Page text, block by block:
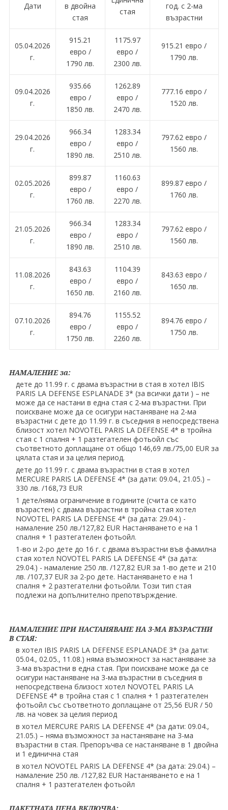
Дати
в двойна
стая
стая
год. с 2-ма
възрастни
05.04.2026
г.
915.21
евро /
1790 лв.
1175.97
евро /
2300 лв.
915.21 евро /
1790 лв.
09.04.2026
г.
935.66
евро /
1850 лв.
1262.89
евро /
2470 лв.
777.16 евро /
1520 лв.
29.04.2026
г.
966.34
евро /
1890 лв.
1283.34
евро /
2510 лв.
797.62 евро /
1560 лв.
02.05.2026
г.
899.87
евро /
1760 лв.
1160.63
евро /
2270 лв.
899.87 евро /
1760 лв.
21.05.2026
г.
966.34
евро /
1890 лв.
1283.34
евро /
2510 лв.
797.62 евро /
1560 лв.
11.08.2026
г.
843.63
евро /
1650 лв.
1104.39
евро /
2160 лв.
843.63 евро /
1650 лв.
07.10.2026
г.
894.76
евро /
1750 лв.
1155.52
евро /
2260 лв.
894.76 евро /
1750 лв.
НАМАЛЕНИЕ за:
дете до 11.99 г. с двама възрастни в стая в хотел IBIS
PARIS LA DEFENSE ESPLANADE 3* (за всички дати ) – не
може да се настани в една стая с 2-ма възрастни. При
поискване може да се осигури настаняване на 2-ма
възрастни с дете до 11.99 г. в съседния в непосредствена
близост хотел NOVOTEL PARIS LA DEFENSE 4* в тройна
стая с 1 спалня + 1 разтегателен фотьойл със
съответното доплащане от общо 146,69 лв./75,00 EUR за
цялата стая и за целия период.
дете до 11.99 г. с двама възрастни в стая в хотел
MERCURE PARIS LA DEFENSE 4* (за дати: 09.04., 21.05.) –
330 лв. /168,73 EUR
1 дете/няма ограничение в годините (счита се като
възрастен) с двама възрастни в тройна стая хотел
NOVOTEL PARIS LA DEFENSE 4* (за дата: 29.04.) -
намаление 250 лв./127,82 EUR Настаняването е на 1
спалня + 1 разтегателен фотьойл.
1-во и 2-ро дете до 16 г. с двама възрастни във фамилна
стая хотел NOVOTEL PARIS LA DEFENSE 4* (за дата:
29.04.) - намаление 250 лв. /127,82 EUR за 1-во дете и 210
лв. /107,37 EUR за 2-ро дете. Настаняването е на 1
спалня + 2 разтегателни фотьойли. Този тип стая
подлежи на допълнително препотвърждение.
НАМАЛЕНИЕ ПРИ НАСТАНЯВАНЕ НА 3-МА ВЪЗРАСТНИ
В СТАЯ:
в хотел IBIS PARIS LA DEFENSE ESPLANADE 3* (за дати:
05.04., 02.05., 11.08.) няма възможност за настаняване за
3-ма възрастни в една стая. При поискване може да се
осигури настаняване на 3-ма възрастни в съседния в
непосредствена близост хотел NOVOTEL PARIS LA
DEFENSE 4* в тройна стая с 1 спалня + 1 разтегателен
фотьойл със съответното доплащане от 25,56 EUR / 50
лв. на човек за целия период
в хотел MERCURE PARIS LA DEFENSE 4* (за дати: 09.04.,
21.05.) – няма възможност за настаняване на 3-ма
възрастни в стая. Препоръчва се настаняване в 1 двойна
и 1 единична стая
в хотел NOVOTEL PARIS LA DEFENSE 4* (за дата: 29.04.) –
намаление 250 лв. /127,82 EUR Настаняването е на 1
спалня + 1 разтегателен фотьойл